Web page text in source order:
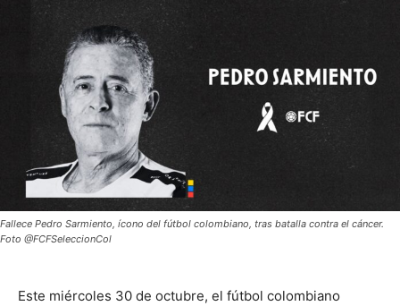
Fallece Pedro Sarmiento, ícono del fútbol colombiano, tras batalla contra el cáncer.
Foto @FCFSeleccionCol
Este miércoles 30 de octubre, el fútbol colombiano